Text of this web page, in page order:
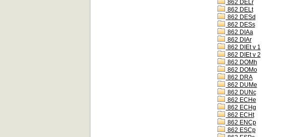
862 DELr
862 DELt
862 DESd
862 DESs
862 DIAa
862 DIAr
862 DIEt v 1
862 DIEt v 2
862 DOMh
862 DOMo
862 DRA
862 DUMe
862 DUNc
862 ECHe
862 ECHg
862 ECHt
862 ENCp
862 ESCp